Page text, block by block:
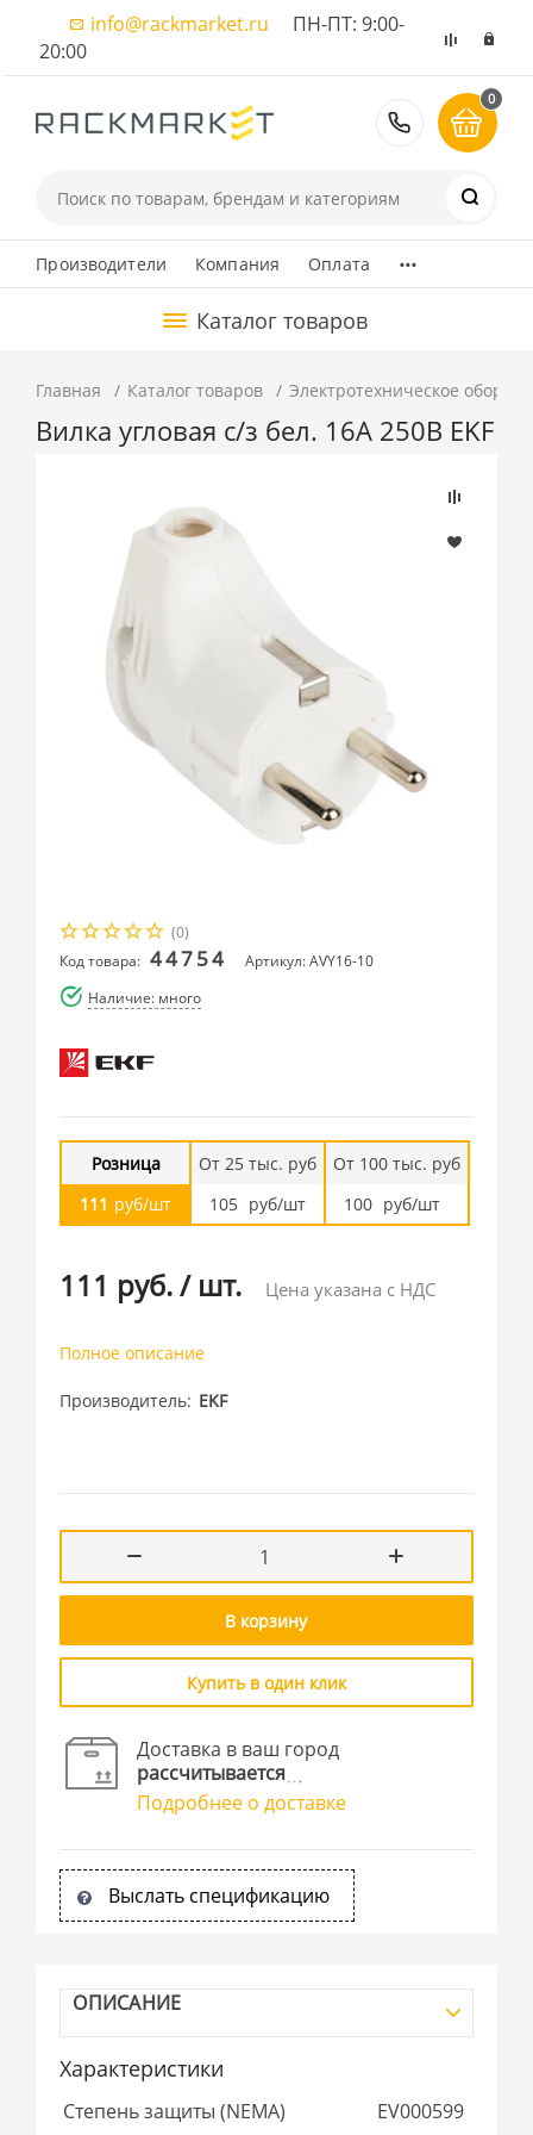
info@rackmarket.ru ПН-ПТ: 9:00-
20:00
8 (495)
0
Производители Компания Оплата ...
Каталог товаров
Главная Каталог товаров Электротехническое
Вилка угловая с/з бел. 16А 250В EKF
(0)
Код товара: 44754
Артикул: AVY16-10
Наличие: много
Розница
111 руб/шт
От 25 тыс. руб
105 руб/шт
От 100 тыс. руб
100 руб/шт
111 руб./ шт. Цена указана с НДС
Полное описание
Производитель EKF
В корзину
Купить в один клик
Доставка в ваш город
рассчитывается
Подробнее о доставке
Выслать спецификацию
ОПИСАНИЕ
Характеристики
Степень защиты (NEMA)
EV000599